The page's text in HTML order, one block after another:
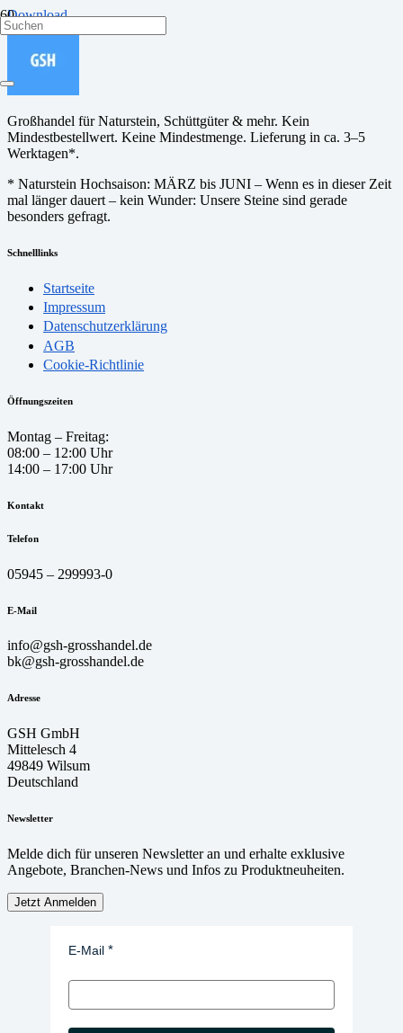
Download
Großhandel für Naturstein, Schüttgüter & mehr. Kein
Mindestbestellwert. Keine Mindestmenge. Lieferung in ca. 3–5
Werktagen*.
* Naturstein Hochsaison: MÄRZ bis JUNI – Wenn es in dieser Zeit
mal länger dauert – kein Wunder: Unsere Steine sind gerade
besonders gefragt.
Schnelllinks
Startseite
Impressum
Datenschutzerklärung
AGB
Cookie-Richtlinie
Öffnungszeiten
Montag – Freitag:
08:00 – 12:00 Uhr
14:00 – 17:00 Uhr
Kontakt
Telefon
05945 – 299993-0
E-Mail
info@gsh-grosshandel.de
bk@gsh-grosshandel.de
Adresse
GSH GmbH
Mittelesch 4
49849 Wilsum
Deutschland
Newsletter
Melde dich für unseren Newsletter an und erhalte exklusive
Angebote, Branchen-News und Infos zu Produktneuheiten.
Jetzt Anmelden
E-Mail